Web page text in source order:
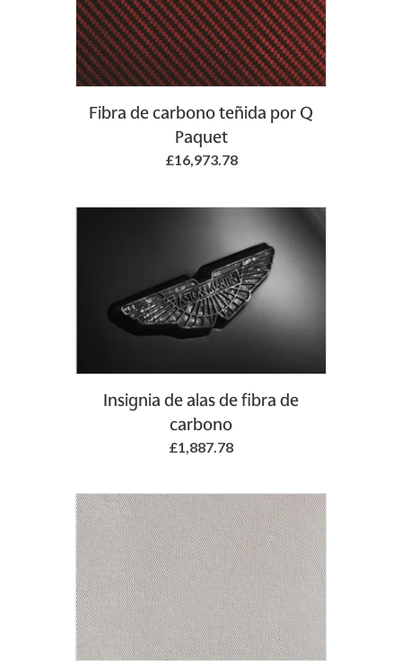
Fibra de carbono teñida por Q
Paquet
£16,973.78
Add to Basket
Insignia de alas de fibra de
carbono
£1,887.78